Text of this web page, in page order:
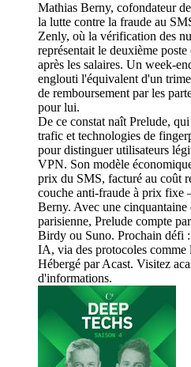
Mathias Berny, cofondateur
la lutte contre la fraude au
Zenly, où la vérification des
représentait le deuxième
après les salaires. Un week-
englouti l'équivalent d'un
de remboursement par les
pour lui.
De ce constat naît Prelude,
trafic et technologies de
pour distinguer utilisateurs
VPN. Son modèle
prix du SMS, facturé au coût
couche anti-fraude à prix
Berny. Avec une cinquantaine
parisienne, Prelude compte
Birdy ou Suno. Prochain défi
IA, via des protocoles comme
Hébergé par Acast. Visitez
d'informations.